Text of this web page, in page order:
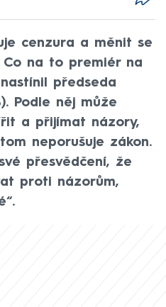
cenzura a měnit se
na to premiér na
předseda
Podle něj může
a přijímat názory,
neporušuje zákon.
přesvědčení, že
proti názorům,